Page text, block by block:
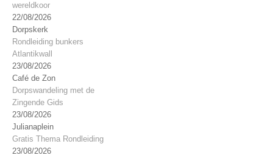
wereldkoor
22/08/2026
Dorpskerk
Rondleiding bunkers
Atlantikwall
23/08/2026
Café de Zon
Dorpswandeling met de
Zingende Gids
23/08/2026
Julianaplein
Gratis Thema Rondleiding
23/08/2026